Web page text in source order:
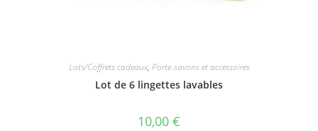
Lots/Coffrets cadeaux, Porte-savons et accessoires
Lot de 6 lingettes lavables
10,00 €